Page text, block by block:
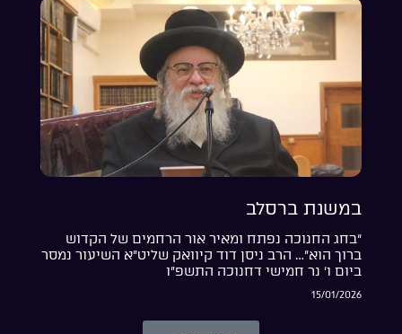
במשנת ברסלב
“בחג החנוכה נפתח ומאיר אור הרחמים של הקדוש
ברוך הוא”… הרב ניסן דוד קיוואק שליט”א השיעור נמסר
ביום ו’ נר חמישי דחנוכה התשפ”ו
15/01/2026